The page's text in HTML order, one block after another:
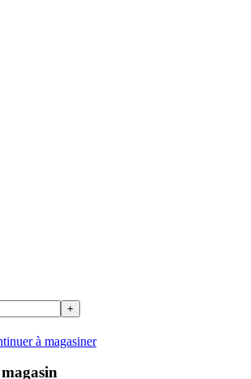
+
à magasiner